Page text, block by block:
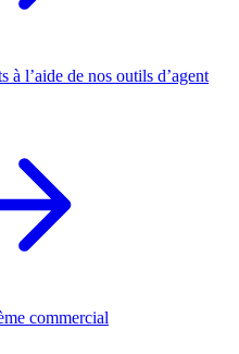
à l’aide de nos outils d’agent
commercial